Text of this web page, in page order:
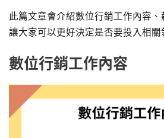
此篇文章會介紹數位行銷工作內容、
讓大家可以更好決定是否要投入相關
數位行銷工作內容